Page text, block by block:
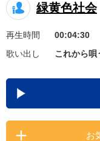
キャンペーン
お知らせ よく
カラ
緑黄色社会
再生時間
00:04:30
歌い出し
これから唄
お